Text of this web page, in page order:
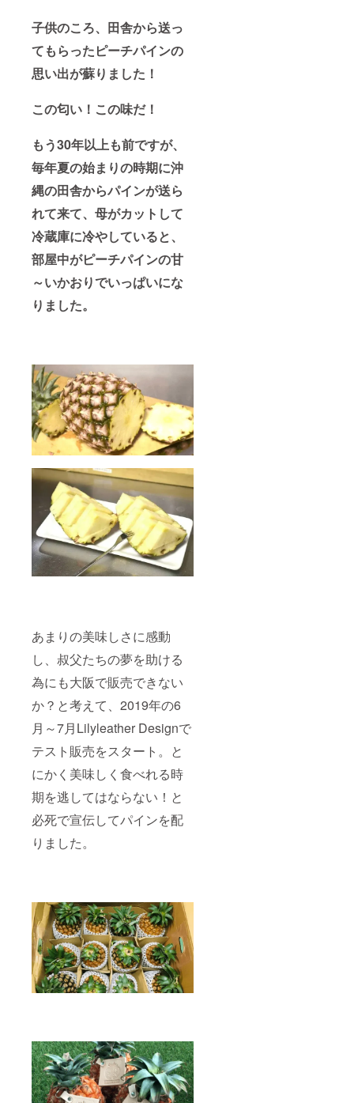
子供のころ、田舎から送っ
てもらったピーチパインの
思い出が蘇りました！
この匂い！この味だ！
もう30年以上も前ですが、
毎年夏の始まりの時期に沖
縄の田舎からパインが送ら
れて来て、母がカットして
冷蔵庫に冷やしていると、
部屋中がピーチパインの甘
～いかおりでいっぱいにな
りました。
あまりの美味しさに感動
し、叔父たちの夢を助ける
為にも大阪で販売できない
か？と考えて、2019年の6
月～7月Lilyleather Designで
テスト販売をスタート。と
にかく美味しく食べれる時
期を逃してはならない！と
必死で宣伝してパインを配
りました。